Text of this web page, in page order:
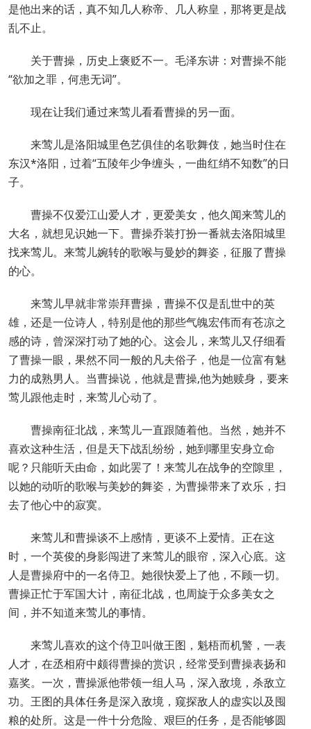
是他出来的话，真不知几人称帝、几人称皇，那将更是战
乱不止。
关于曹操，历史上褒贬不一。毛泽东讲：对曹操不能
“欲加之罪，何患无词”。
现在让我们通过来莺儿看看曹操的另一面。
来莺儿是洛阳城里色艺俱佳的名歌舞伎，她当时住在
东汉*洛阳，过着“五陵年少争缠头，一曲红绡不知数”的日
子。
曹操不仅爱江山爱人才，更爱美女，他久闻来莺儿的
大名，就想见识她一下。曹操乔装打扮一番就去洛阳城里
找来莺儿。来莺儿婉转的歌喉与曼妙的舞姿，征服了曹操
的心。
来莺儿早就非常崇拜曹操，曹操不仅是乱世中的英
雄，还是一位诗人，特别是他的那些气魄宏伟而有苍凉之
感的诗，曾深深打动了她的心。这会儿，来莺儿又仔细看
了曹操一眼，果然不同一般的凡夫俗子，他是一位富有魅
力的成熟男人。当曹操说，他就是曹操,他为她赎身，要来
莺儿跟他走时，来莺儿心动了。
曹操南征北战，来莺儿一直跟随着他。当然，她并不
喜欢这种生活，但是天下战乱纷纷，她到哪里安身立命
呢？只能听天由命，如此罢了！来莺儿在战争的空隙里，
以她的动听的歌喉与美妙的舞姿，为曹操带来了欢乐，扫
去了他心中的寂寞。
来莺儿和曹操谈不上感情，更谈不上爱情。正在这
时，一个英俊的身影闯进了来莺儿的眼帘，深入心底。这
人是曹操府中的一名侍卫。她很快爱上了他，不顾一切。
曹操正忙于军国大计，南征北战，也周旋于众多美女之
间，并不知道来莺儿的事情。
来莺儿喜欢的这个侍卫叫做王图，魁梧而机警，一表
人才，在丞相府中颇得曹操的赏识，经常受到曹操表扬和
嘉奖。一次，曹操派他带领一组人马，深入敌境，杀敌立
功。王图的具体任务是深入敌境，窥探敌人的虚实以及囤
粮的处所。这是一件十分危险、艰巨的任务，是否能够圆